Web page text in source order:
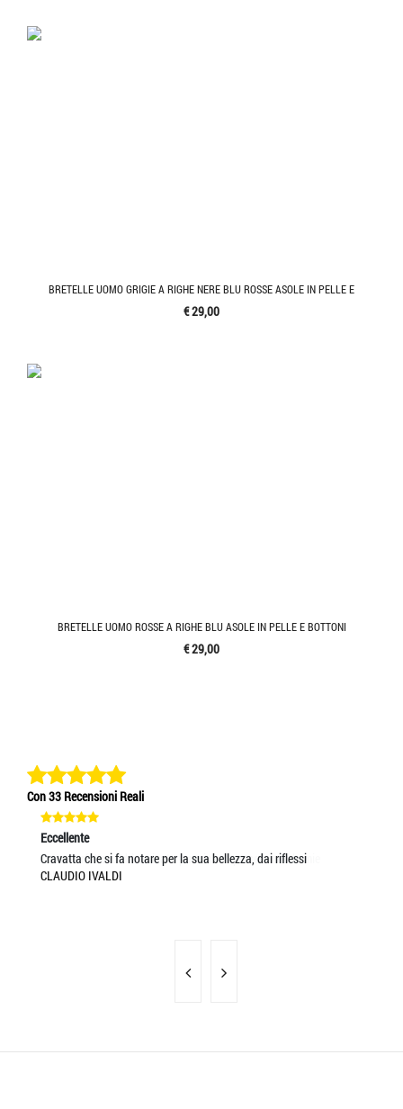
BRETELLE UOMO GRIGIE A RIGHE NERE BLU ROSSE ASOLE IN PELLE E
€ 29,00
BRETELLE UOMO ROSSE A RIGHE BLU ASOLE IN PELLE E BOTTONI
€ 29,00
Con 33 Recensioni Reali
Eccellente
Cravatta che si fa notare per la sua bellezza, dai riflessi
CLAUDIO IVALDI